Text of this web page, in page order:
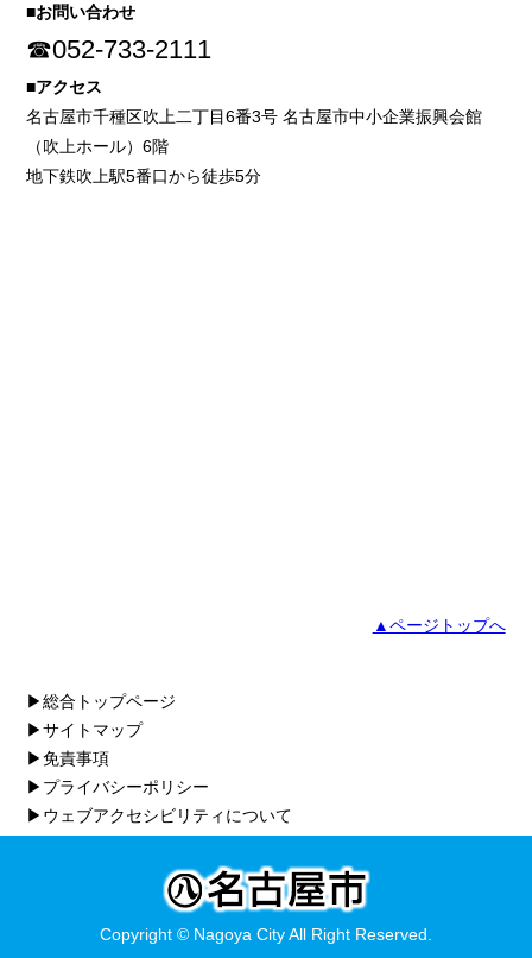
■お問い合わせ
☎052-733-2111
■アクセス
名古屋市千種区吹上二丁目6番3号 名古屋市中小企業振興会館
（吹上ホール）6階
地下鉄吹上駅5番口から徒歩5分
▲ページトップへ
▶総合トップページ
▶サイトマップ
▶免責事項
▶プライバシーポリシー
▶ウェブアクセシビリティについて
Copyright © Nagoya City All Right Reserved.